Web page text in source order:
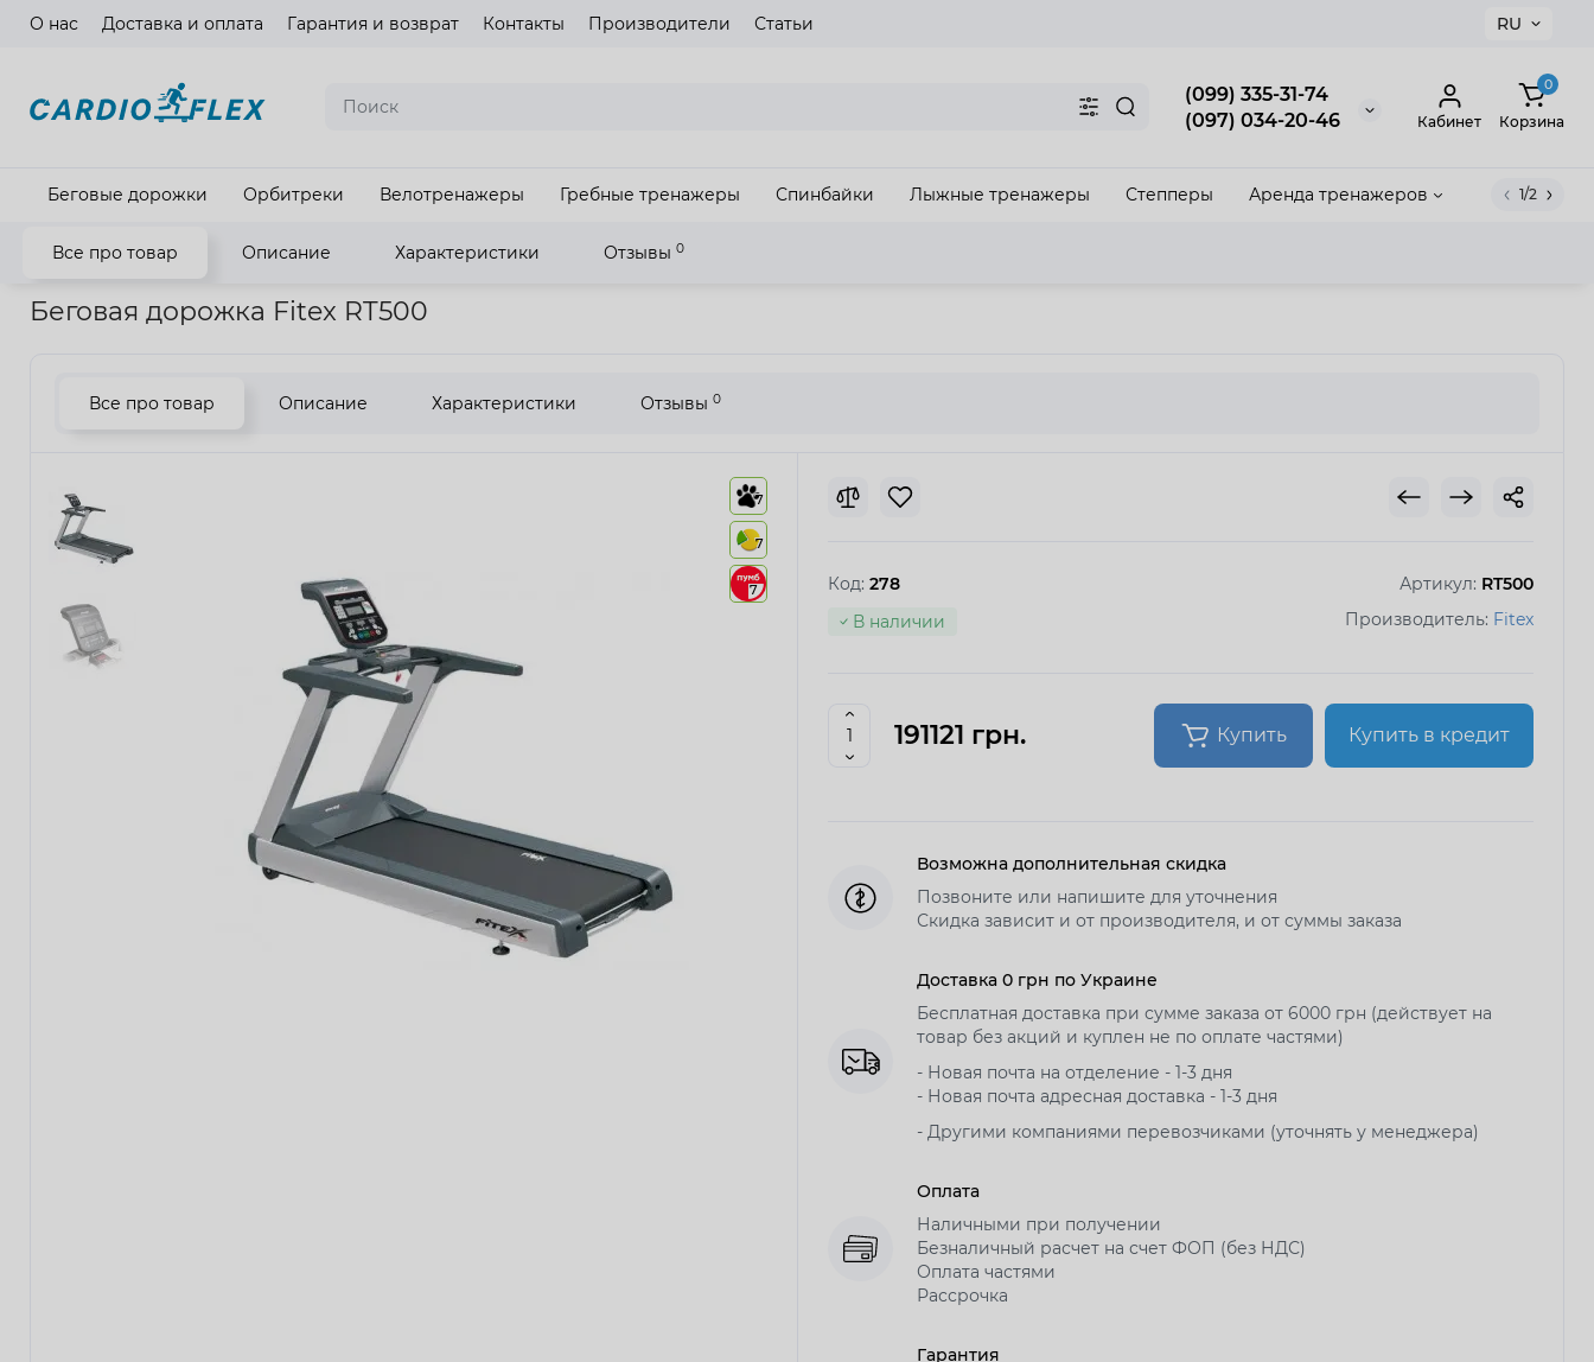
О нас Доставка и оплата Гарантия и возврат Контакты Производители Статьи RU
(099) 335-31-74
(097) 034-20-46
Кабинет
0
Корзина
Беговые дорожки Орбитреки Велотренажеры Гребные тренажеры Спинбайки Лыжные тренажеры Степперы Аренда тренажеров 1/2
Все про товар Описание Характеристики Отзывы 0
Главная Кардиотренажеры Беговые дорожки Беговая дорожка Fitex RT500
Беговая дорожка Fitex RT500
Закрыть
Все про товар Описание Характеристики Отзывы 0
7
7
7 Код: 278 Артикул: RT500
Производитель: Fitex
В наличии
191121 грн. Купить Купить в кредит
Возможна дополнительная скидка
Позвоните или напишите для уточнения
Скидка зависит и от производителя, и от суммы заказа
Доставка 0 грн по Украине
Бесплатная доставка при сумме заказа от 6000 грн (действует на
товар без акций и куплен не по оплате частями)
- Новая почта на отделение - 1-3 дня
- Новая почта адресная доставка - 1-3 дня
- Другими компаниями перевозчиками (уточнять у менеджера)
Оплата
Наличными при получении
Безналичный расчет на счет ФОП (без НДС)
Оплата частями
Рассрочка
Гарантия